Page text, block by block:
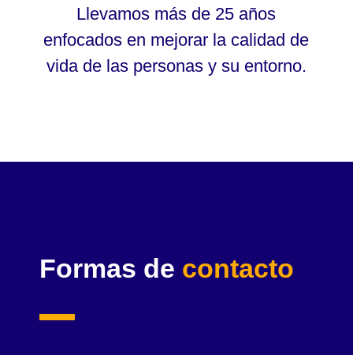
Llevamos más de 25 años
enfocados en mejorar la calidad de
vida de las personas y su entorno.
Formas de contacto